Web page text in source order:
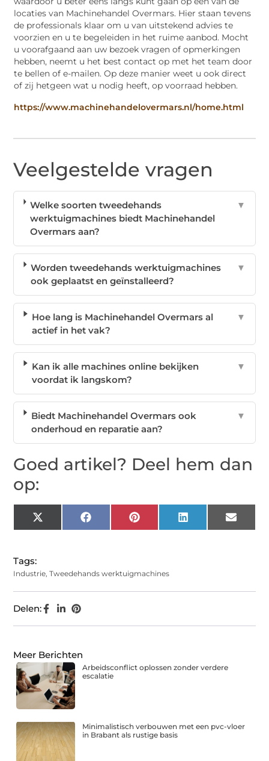
locaties van Machinehandel Overmars. Hier staan tevens
de professionals klaar om u van uitstekend advies te
voorzien en u te begeleiden in het ruime aanbod. Mocht
u voorafgaand aan uw bezoek vragen of opmerkingen
hebben, neemt u het best contact op met het team door
te bellen of e-mailen. Op deze manier weet u ook direct
of zij hetgeen wat u nodig heeft, op voorraad hebben.
https://www.machinehandelovermars.nl/home.html
Veelgestelde vragen
Welke soorten tweedehands
werktuigmachines biedt Machinehandel
Overmars aan?
▼
Worden tweedehands werktuigmachines
ook geplaatst en geïnstalleerd?
▼
Hoe lang is Machinehandel Overmars al
actief in het vak?
▼
Kan ik alle machines online bekijken
voordat ik langskom?
▼
Biedt Machinehandel Overmars ook
onderhoud en reparatie aan?
▼
Goed artikel? Deel hem dan
op:
X
(Twitter)
Facebook Pinterest LinkedIn Email
Tags:
Industrie,Tweedehands werktuigmachines
Delen:
Meer Berichten
Arbeidsconflict oplossen zonder verdere
escalatie
Minimalistisch verbouwen met een pvc-vloer
in Brabant als rustige basis